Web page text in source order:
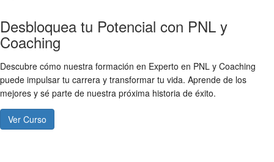
Desbloquea tu Potencial con PNL y
Coaching
Descubre cómo nuestra formación en Experto en PNL y Coaching
puede impulsar tu carrera y transformar tu vida. Aprende de los
mejores y sé parte de nuestra próxima historia de éxito.
Ver Curso